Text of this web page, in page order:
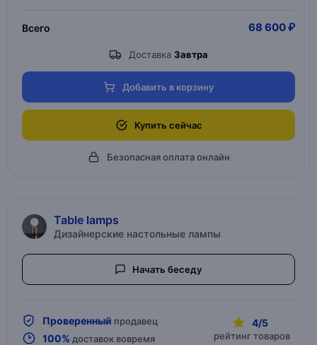
Всего 68 600 ₽
Доставка Завтра
Добавить в корзину
Купить сейчас
Безопасная оплата онлайн
Table lamps
Дизайнерские настольные лампы
Начать беседу
Проверенный продавец
100% доставок вовремя
4/5
рейтинг товаров